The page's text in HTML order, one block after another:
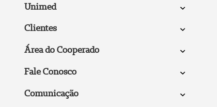
Unimed
Clientes
Área do Cooperado
Fale Conosco
Comunicação